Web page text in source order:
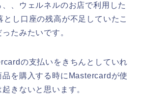
、ウェルネルのお店で利用した
し口座の残高が不足していたこ
たみたいです。
の支払いをきちんとしていれ
を購入する時にMastercardが使
きないと思います。